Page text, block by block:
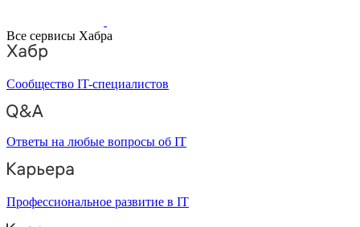
Все сервисы Хабра
Сообщество IT-специалистов
Ответы на любые вопросы об IT
Профессиональное развитие в IT